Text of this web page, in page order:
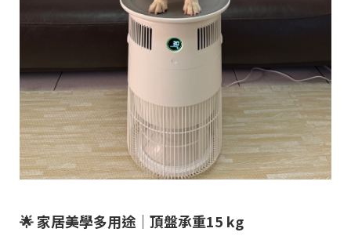
🌟 家居美學多用途｜頂盤承重15 kg